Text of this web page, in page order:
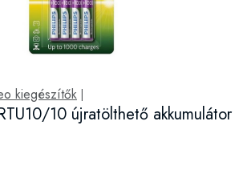
kiegészítők
10 újratölthető akkumulátor